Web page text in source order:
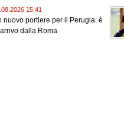
15:41
nuovo portiere per il Perugia: è
dalla Roma